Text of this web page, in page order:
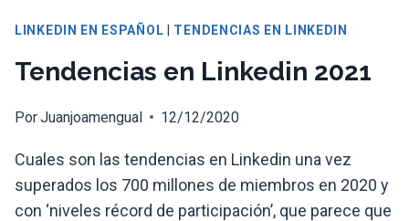
LINKEDIN EN ESPAÑOL TENDENCIAS EN LINKEDIN
Tendencias en Linkedin 2021
PorJuanjoamengual 12/12/2020
Cuales son las tendencias en Linkedin una vez
superados los 700 millones de miembros en 2020 y
con ‘niveles récord de participación’, que parece que